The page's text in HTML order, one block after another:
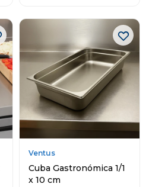
Ventus
Cuba Gastronómica 1/1
x 10 cm